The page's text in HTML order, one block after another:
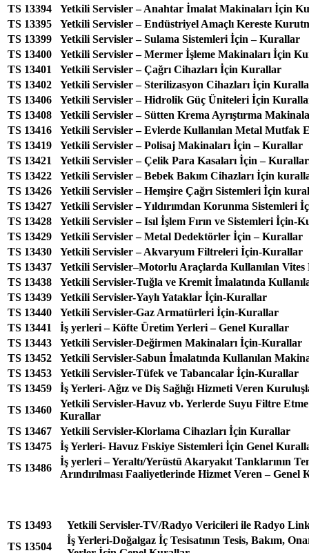
TS 13394
Yetkili Servisler – Anahtar İmalat Makinaları İçin
TS 13395
Yetkili Servisler – Endüstriyel Amaçlı Kereste
TS 13399
Yetkili Servisler – Sulama Sistemleri İçin – Kurallar
TS 13400
Yetkili Servisler – Mermer İşleme Makinaları İçin
TS 13401
Yetkili Servisler – Çağrı Cihazları İçin Kurallar
TS 13402
Yetkili Servisler – Sterilizasyon Cihazları İçin
TS 13406
Yetkili Servisler – Hidrolik Güç Üniteleri İçin
TS 13408
Yetkili Servisler – Sütten Krema Ayrıştırma
TS 13416
Yetkili Servisler – Evlerde Kullanılan Metal Mutfak
TS 13419
Yetkili Servisler – Polisaj Makinaları İçin – Kurallar
TS 13421
Yetkili Servisler – Çelik Para Kasaları İçin –
TS 13422
Yetkili Servisler – Bebek Bakım Cihazları İçin
TS 13426
Yetkili Servisler – Hemşire Çağrı Sistemleri İçin
TS 13427
Yetkili Servisler – Yıldırımdan Korunma Sistemleri
TS 13428
Yetkili Servisler – Isıl İşlem Fırın ve Sistemleri İçin-
TS 13429
Yetkili Servisler – Metal Dedektörler İçin – Kurallar
TS 13430
Yetkili Servisler – Akvaryum Filtreleri İçin-Kurallar
TS 13437
Yetkili Servisler–Motorlu Araçlarda Kullanılan
TS 13438
Yetkili Servisler-Tuğla ve Kremit İmalatında
TS 13439
Yetkili Servisler-Yaylı Yataklar İçin-Kurallar
TS 13440
Yetkili Servisler-Gaz Armatürleri İçin-Kurallar
TS 13441
İş yerleri – Köfte Üretim Yerleri – Genel Kurallar
TS 13443
Yetkili Servisler-Değirmen Makinaları İçin-Kurallar
TS 13452
Yetkili Servisler-Sabun İmalatında Kullanılan
TS 13453
Yetkili Servisler-Tüfek ve Tabancalar İçin-Kurallar
TS 13459
İş Yerleri- Ağız ve Diş Sağlığı Hizmeti Veren
TS 13460
Yetkili Servisler-Havuz vb. Yerlerde Suyu Filtre
Kurallar
TS 13467
Yetkili Servisler-Klorlama Cihazları İçin Kurallar
TS 13475
İş Yerleri- Havuz Fıskiye Sistemleri İçin Genel
TS 13486
İş yerleri – Yeraltı/Yerüstü Akaryakıt Tanklarının
Arındırılması Faaliyetlerinde Hizmet Veren – Genel
TS 13493
Yetkili Servisler-TV/Radyo Vericileri ile Radyo
TS 13504
İş Yerleri-Doğalgaz İç Tesisatının Tesis, Bakım,